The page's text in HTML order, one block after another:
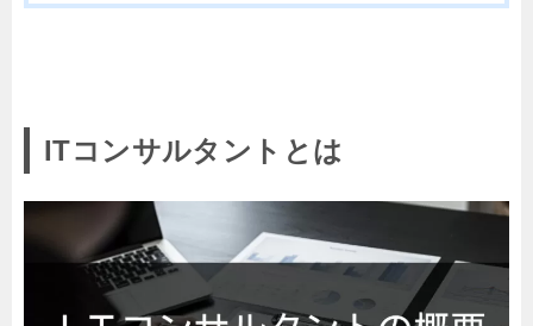
ITコンサルタントとは